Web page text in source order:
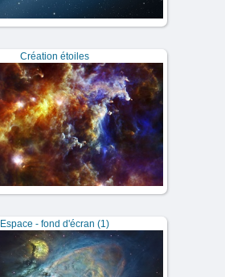
Création étoiles
Espace - fond d'écran (1)